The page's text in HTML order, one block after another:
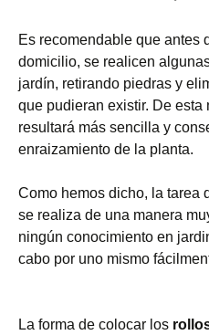
Es recomendable que antes
domicilio, se realicen
jardín, retirando piedras y
que pudieran existir. De
resultará más sencilla y
enraizamiento de la planta.
Como hemos dicho, la tarea
se realiza de una manera
ningún conocimiento en
cabo por uno mismo
La forma de colocar los